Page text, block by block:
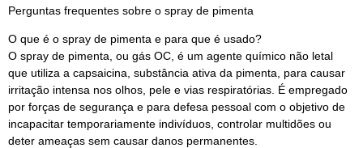
Perguntas frequentes sobre o spray de pimenta
O que é o spray de pimenta e para que é usado?
O spray de pimenta, ou gás OC, é um agente químico não letal
que utiliza a capsaicina, substância ativa da pimenta, para causar
irritação intensa nos olhos, pele e vias respiratórias. É empregado
por forças de segurança e para defesa pessoal com o objetivo de
incapacitar temporariamente indivíduos, controlar multidões ou
deter ameaças sem causar danos permanentes.